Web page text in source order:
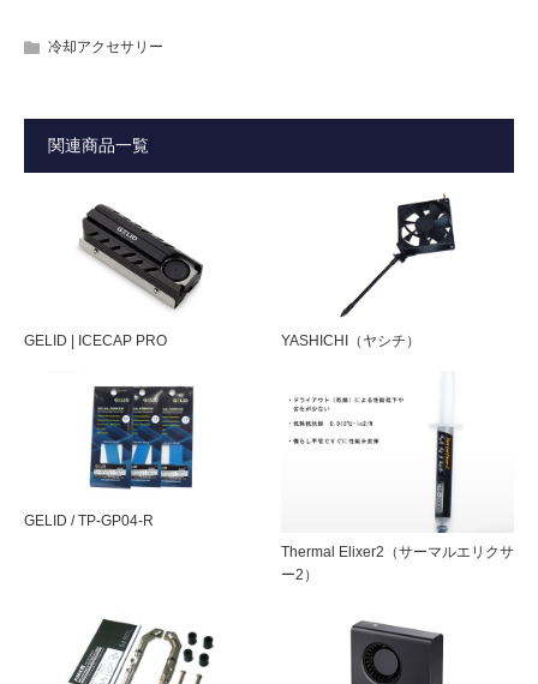
クーラー本体に付属する金具と組み合わせてAM4に取り付
RoHS対応の環境配慮型プロダクト
型番
対応CPUクーラ
3SCKC-3000 グランド鎌クロス2
対応ソケット
パッケージ寸
法・重量
幅130 × 高さ165 × 奥行15 mm ・ 約40 g
■ 製品マニュアル(PDF) ダウンロード
冷却アクセサリー
関連商品一覧
GELID | ICECAP PRO YASHICHI（ヤシチ）
GELID / TP-GP04-R
Thermal Elixer2（サーマルエリクサ
ー2）